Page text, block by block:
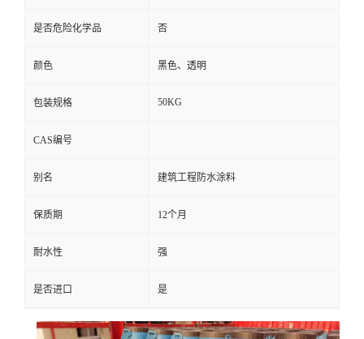
是否危险化学品 否
颜色 黑色、透明
包装规格 50KG
CAS编号
别名 建筑工程防水涂料
保质期 12个月
耐水性 强
是否进口 是